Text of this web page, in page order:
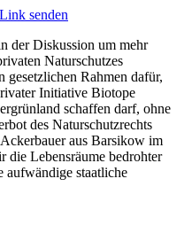
Link senden
der Diskussion um mehr
Naturschutzes
gesetzlichen Rahmen dafür,
Initiative Biotope
schaffen darf, ohne
des Naturschutzrechts
aus Barsikow im
Lebensräume bedrohter
aufwändige staatliche